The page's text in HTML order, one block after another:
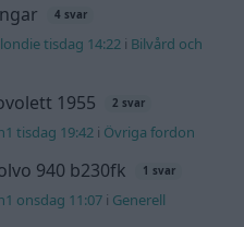
4 svar
tisdag 14:22 i Bilvård och
1955 2 svar
tisdag 19:42 i Övriga fordon
940 b230fk 1 svar
onsdag 11:07 i Generell